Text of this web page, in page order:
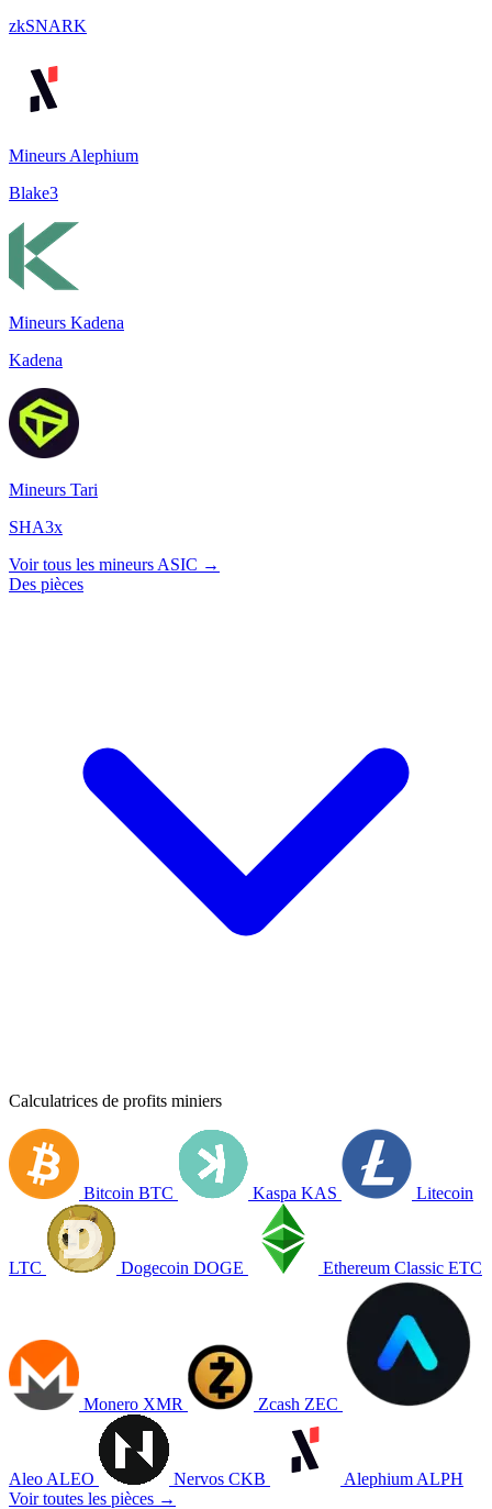
zkSNARK
Mineurs Alephium
Blake3
Mineurs Kadena
Kadena
Mineurs Tari
SHA3x
Voir tous les mineurs ASIC →
Des pièces
Calculatrices de profits miniers
Bitcoin BTC Kaspa KAS Litecoin
LTC Dogecoin DOGE Ethereum Classic ETC
Monero XMR Zcash ZEC
Aleo ALEO Nervos CKB Alephium ALPH
Voir toutes les pièces →